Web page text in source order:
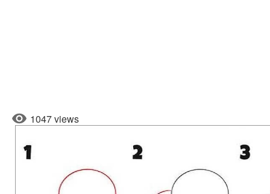
1047 views